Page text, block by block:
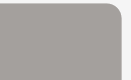
kitlemize uygun konuşma içeriği ile
tarzıyla ve …